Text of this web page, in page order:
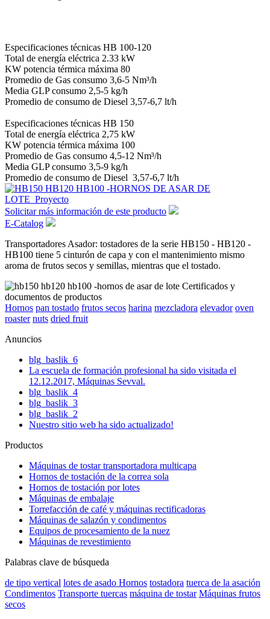
Especificaciones técnicas HB 100-120
Total de energía eléctrica 2.33 kW
KW potencia térmica máxima 80
Promedio de Gas consumo 3,6-5 Nm³/h
Media GLP consumo 2,5-5 kg/h
Promedio de consumo de Diesel 3,57-6,7 lt/h
Especificaciones técnicas HB 150
Total de energía eléctrica 2,75 kW
KW potencia térmica máxima 100
Promedio de Gas consumo 4,5-12 Nm³/h
Media GLP consumo 3,5-9 kg/h
Promedio de consumo de Diesel 3,57-6,7 lt/h
Solicitar más información de este producto
E-Catalog
Transportadores Asador: tostadores de la serie HB150 - HB120 -
HB100 tiene 5 cinturón de capa y con el mantenimiento mismo
aroma de frutos secos y semillas, mientras que el tostado.
Hornos pan tostado frutos secos harina mezcladora elevador oven
roaster nuts dried fruit
Anuncios
blg_baslik_6
La escuela de formación profesional ha sido visitada el
12.12.2017, Máquinas Sevval.
blg_baslik_4
blg_baslik_3
blg_baslik_2
Nuestro sitio web ha sido actualizado!
Productos
Máquinas de tostar transportadora multicapa
Hornos de tostación de la correa sola
Hornos de tostación por lotes
Máquinas de embalaje
Torrefacción de café y máquinas rectificadoras
Máquinas de salazón y condimentos
Equipos de procesamiento de la nuez
Máquinas de revestimiento
Palabras clave de búsqueda
de tipo vertical lotes de asado Hornos tostadora tuerca de la asación
Condimentos Transporte tuercas máquina de tostar Máquinas frutos
secos